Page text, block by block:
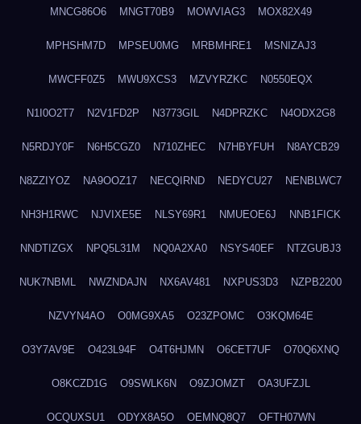
MNCG86O6 MNGT70B9 MOWVIAG3 MOX82X49
MPHSHM7D MPSEU0MG MRBMHRE1 MSNIZAJ3
MWCFF0Z5 MWU9XCS3 MZVYRZKC N0550EQX
N1I0O2T7 N2V1FD2P N3773GIL N4DPRZKC N4ODX2G8
N5RDJY0F N6H5CGZ0 N710ZHEC N7HBYFUH N8AYCB29
N8ZZIYOZ NA9OOZ17 NECQIRND NEDYCU27 NENBLWC7
NH3H1RWC NJVIXE5E NLSY69R1 NMUEOE6J NNB1FICK
NNDTIZGX NPQ5L31M NQ0A2XA0 NSYS40EF NTZGUBJ3
NUK7NBML NWZNDAJN NX6AV481 NXPUS3D3 NZPB2200
NZVYN4AO O0MG9XA5 O23ZPOMC O3KQM64E
O3Y7AV9E O423L94F O4T6HJMN O6CET7UF O70Q6XNQ
O8KCZD1G O9SWLK6N O9ZJOMZT OA3UFZJL
OCQUXSU1 ODYX8A5O OEMNQ8Q7 OFTH07WN